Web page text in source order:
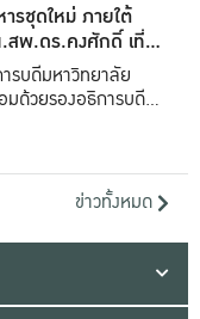
รชุดใหม่ ภายใต้
พ.ดร.คงศักดิ์ เที่ยง
รบดีมหาวิทยาลัย
ด้วยรองอธิการบดีทั้ง
ข่าวทั้งหมด